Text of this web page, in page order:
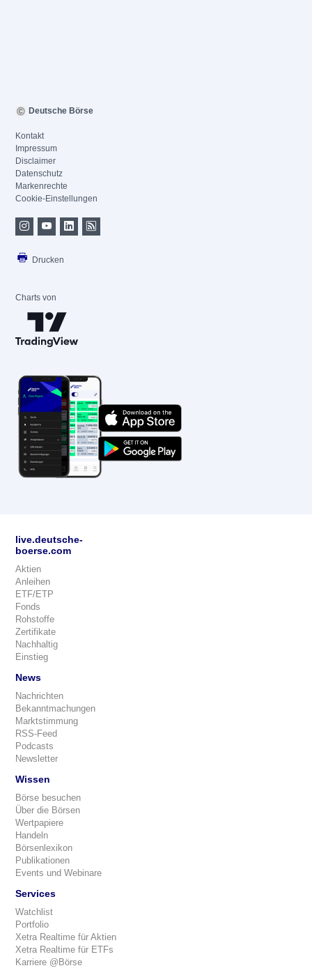
Deutsche Börse
Kontakt
Impressum
Disclaimer
Datenschutz
Markenrechte
Cookie-Einstellungen
Drucken
Charts von
live.deutsche-
boerse.com
Aktien
Anleihen
ETF/ETP
Fonds
Rohstoffe
Zertifikate
Nachhaltig
Einstieg
News
Nachrichten
Bekanntmachungen
Marktstimmung
RSS-Feed
Podcasts
Newsletter
Wissen
Börse besuchen
Über die Börsen
Wertpapiere
Handeln
Börsenlexikon
Publikationen
Events und Webinare
Services
Watchlist
Portfolio
Xetra Realtime für Aktien
Xetra Realtime für ETFs
Karriere @Börse